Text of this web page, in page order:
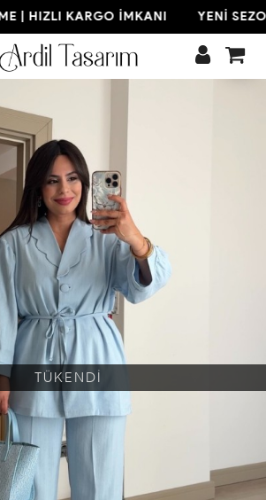
| HIZLI KARGO İMKANI YENİ
TÜKENDİ